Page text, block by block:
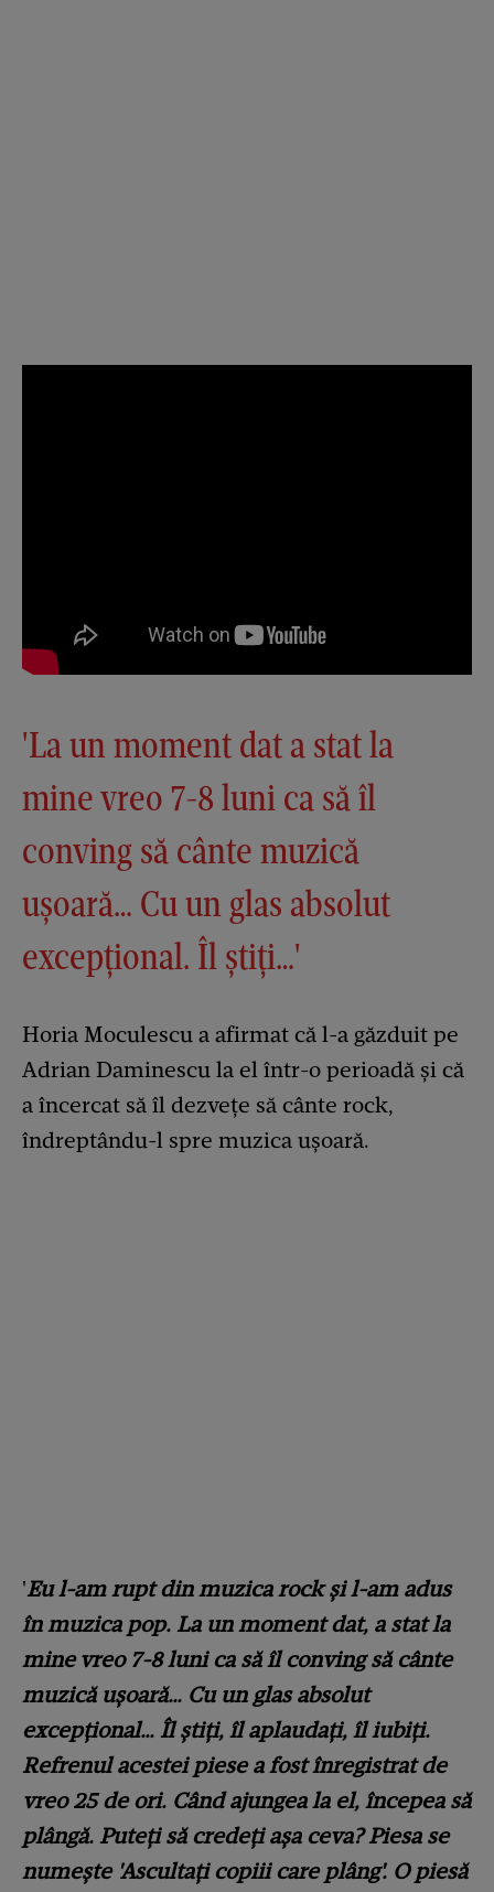
'La un moment dat a stat la
mine vreo 7-8 luni ca să îl
conving să cânte muzică
ușoară… Cu un glas absolut
excepțional. Îl știți…'
Horia Moculescu a afirmat că l-a găzduit pe
Adrian Daminescu la el într-o perioadă și că
a încercat să îl dezvețe să cânte rock,
îndreptându-l spre muzica ușoară.
'Eu l-am rupt din muzica rock și l-am adus
în muzica pop. La un moment dat, a stat la
mine vreo 7-8 luni ca să îl conving să cânte
muzică ușoară… Cu un glas absolut
excepțional… Îl știți, îl aplaudați, îl iubiți.
Refrenul acestei piese a fost înregistrat de
vreo 25 de ori. Când ajungea la el, începea să
plângă. Puteți să credeți așa ceva? Piesa se
numește 'Ascultați copiii care plâng'. O piesă